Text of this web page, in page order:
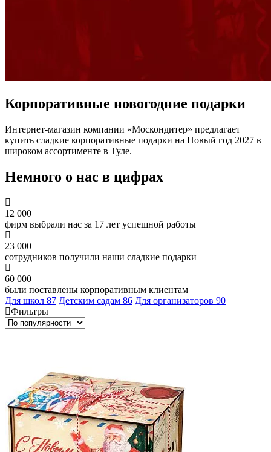
Корпоративные новогодние подарки
Интернет-магазин компании «Москондитер» предлагает
купить сладкие корпоративные подарки на Новый год 2027 в
широком ассортименте в Туле.
Немного о нас в цифрах
12 000
фирм выбрали нас за 17 лет успешной работы
23 000
сотрудников получили наши сладкие подарки
60 000
были поставлены корпоративным клиентам
Для школ 87 Детским садам 86 Для организаторов 90
Фильтры